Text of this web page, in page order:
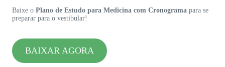
Baixe o Plano de Estudo para Medicina com Cronograma para se
preparar para o vestibular!
BAIXAR AGORA